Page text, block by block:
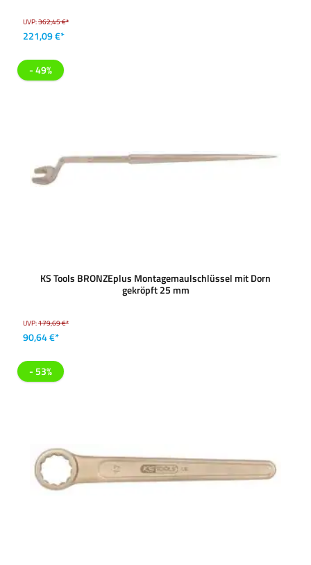
UVP:362,45 €*
221,09 €*
- 49%
KS Tools BRONZEplus Montagemaulschlüssel mit Dorn
gekröpft 25 mm
UVP:179,69 €*
90,64 €*
- 53%